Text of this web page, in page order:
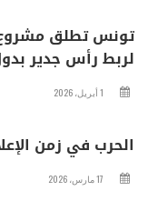
تونس تطلق مشروع
لربط رأس جدير
1 أبريل، 2026
الحرب في زمن
17 مارس، 2026